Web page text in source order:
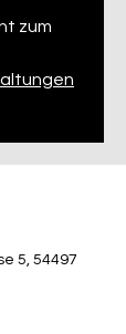
zum
5, 54497